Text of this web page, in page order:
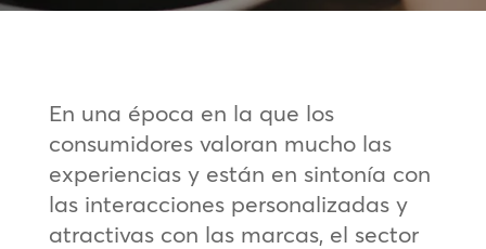
En una época en la que los
consumidores valoran mucho las
experiencias y están en sintonía con
las interacciones personalizadas y
atractivas con las marcas, el sector